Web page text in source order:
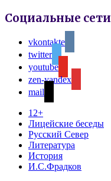
Социальные сети
vkontakte
twitter
youtube
zen-yandex
mail
12+
Лицейские беседы
Русский Север
Литература
История
И.С.Фрадков